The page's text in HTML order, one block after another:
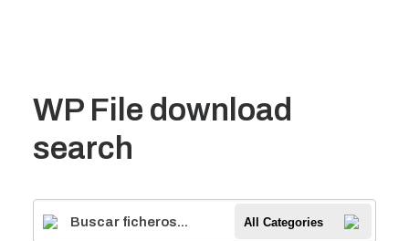
WP File download
search
All Categories